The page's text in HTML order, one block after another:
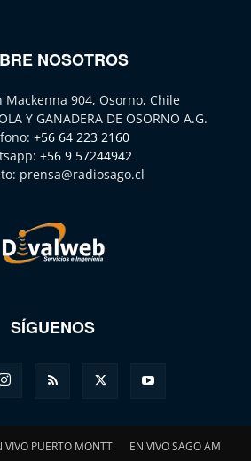
NOSOTROS
Mackenna 904, Osorno, Chile
Y GANADERA DE OSORNO A.G.
+56 64 223 2160
+56 9 57244942
prensa@radiosago.cl
SÍGUENOS
VIVO PUERTO MONTT EN VIVO SAGO AM